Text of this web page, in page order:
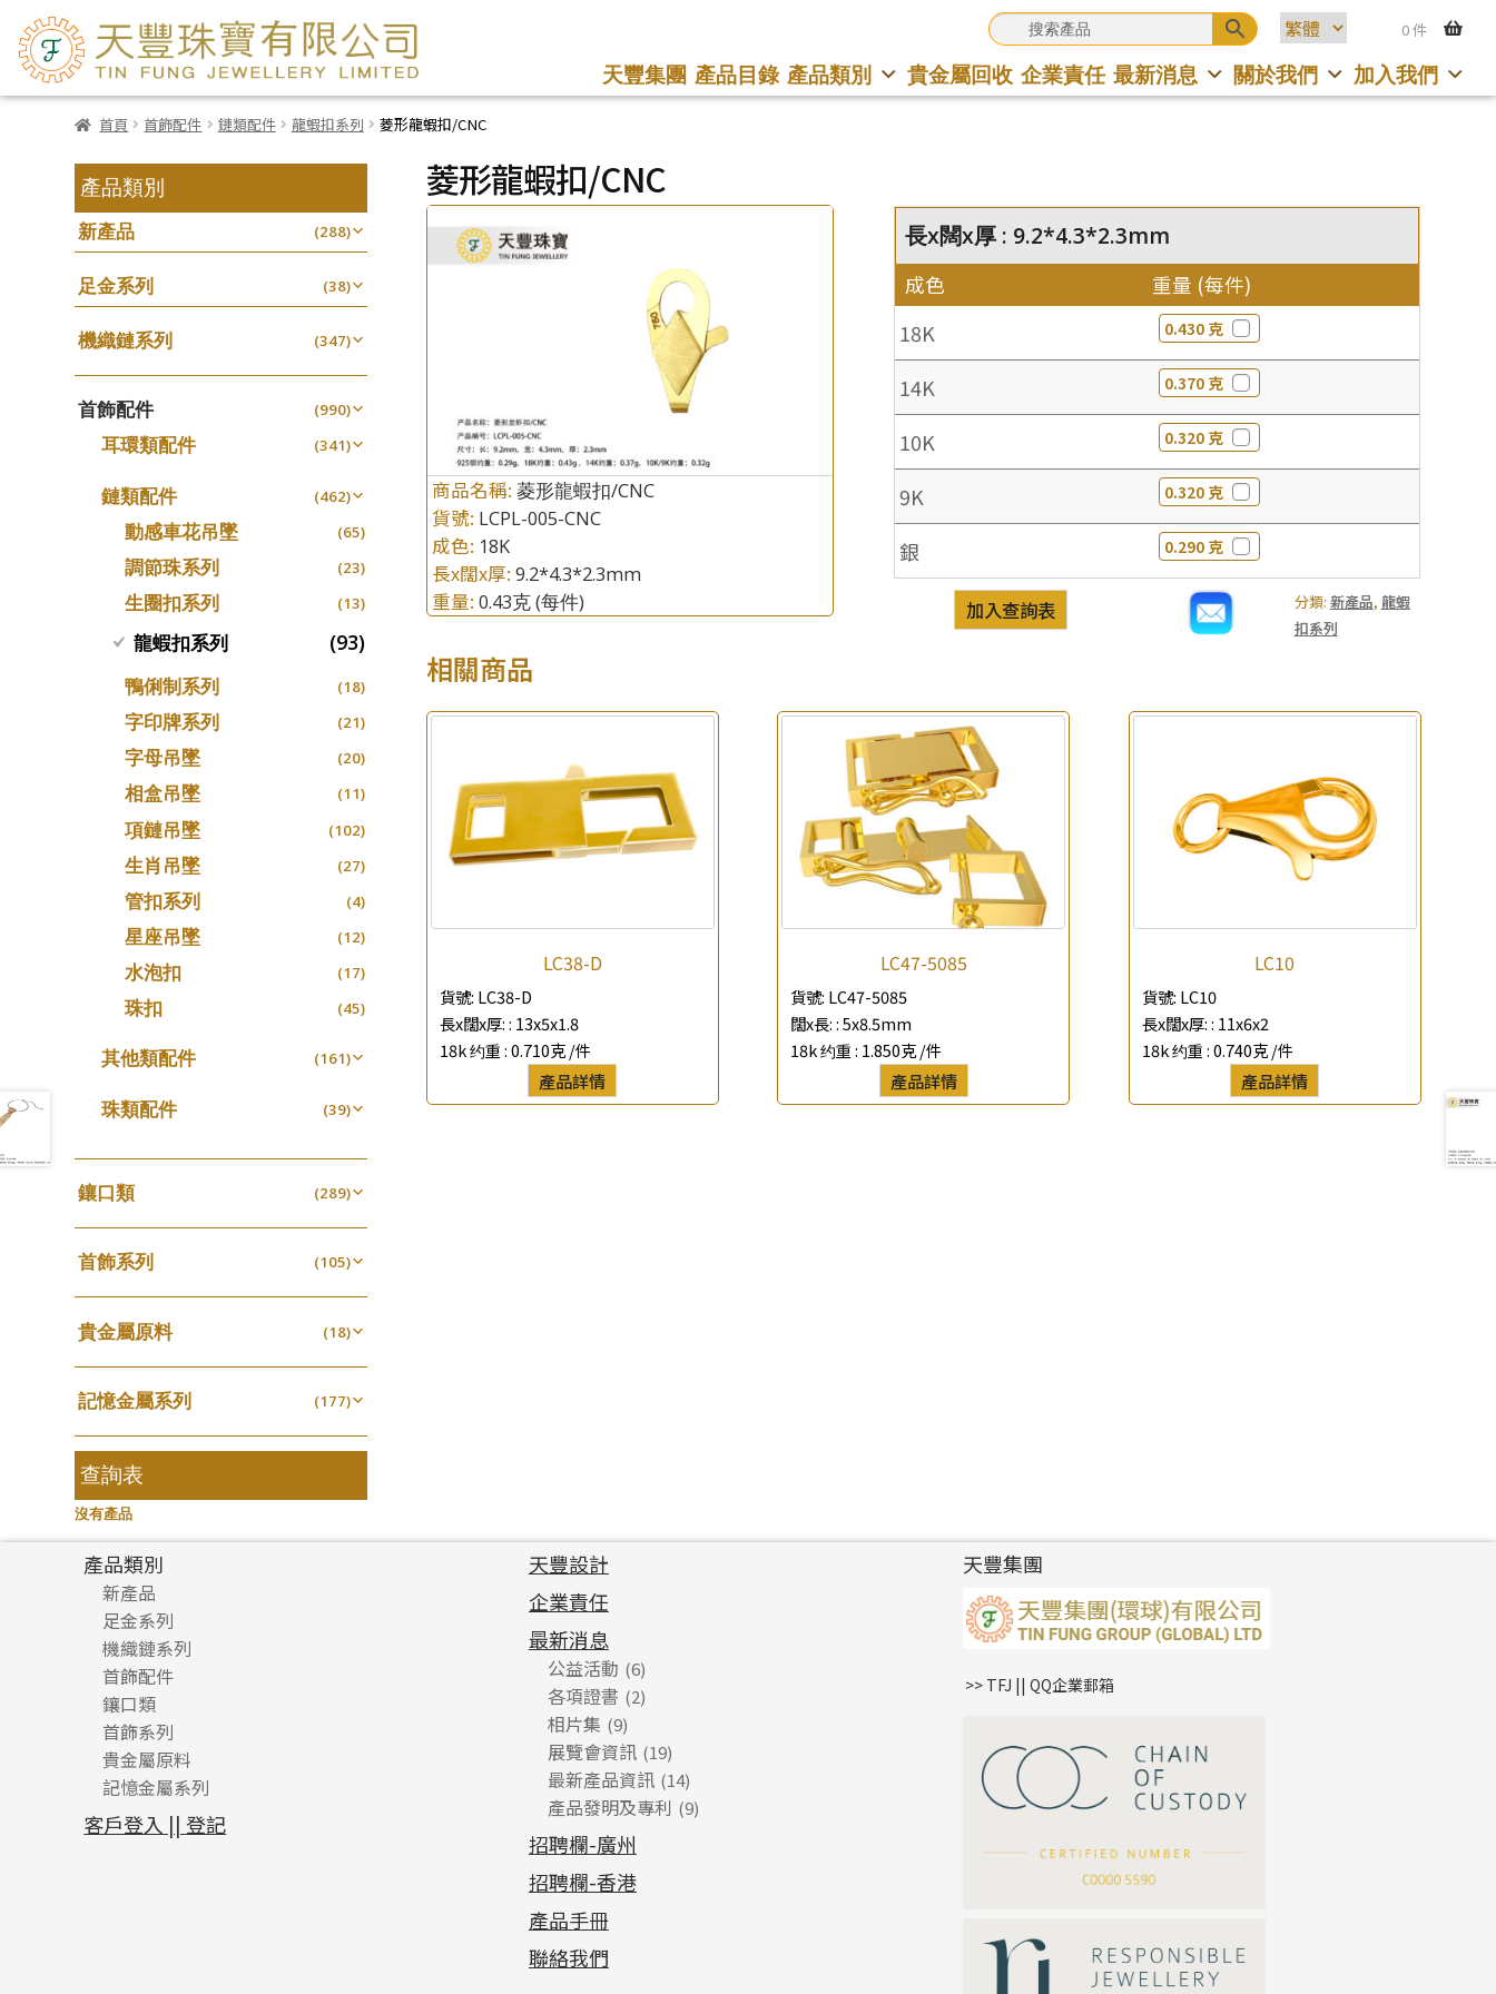
0 件
天豐集團 產品目錄 產品類別 貴金屬回收 企業責任 最新消息 關於我們 加入我們
首頁 首飾配件 鏈類配件 龍蝦扣系列 菱形龍蝦扣/CNC
菱形龍蝦扣/CNC
產品查詢 ×
*你的名字
公司名稱
商品名稱: 菱形龍蝦扣/CNC
貨號: LCPL-005-CNC
成色: 18K
長x闊x厚: 9.2*4.3*2.3mm
重量: 0.43克(每件)
長x闊x厚 : 9.2*4.3*2.3mm
成色 重量 (每件)
18K 0.430 克
14K 0.370 克
10K 0.320 克
9K 0.320 克
銀 0.290 克
分類: 新產品, 龍蝦
扣系列
加入查詢表
相關商品
LC38-D
貨號: LC38-D
長x闊x厚: : 13x5x1.8
18k 约重 :0.710克 /件
產品詳情
LC47-5085
貨號: LC47-5085
闊x長: : 5x8.5mm
18k 约重 : 1.850克 /件
產品詳情
LC10
貨號: LC10
長x闊x厚: : 11x6x2
18k 约重 :0.740克 /件
產品詳情
產品類別
新產品 (288)
足金系列 (38)
機織鏈系列 (347)
珠仔鏈 (25)
镶口链 (61)
管狀網鏈 (11)
十字鏈系列
十字車花鏈系列
十字閃O鏈系列
十字錘打鏈系列
側身鏈系列
肖邦鏈系列 (14)
雙十字鏈系列 (4)
水波鏈系列 (4)
蛇骨鏈系列 (6)
鏈尾系列 (6)
盒子鏈系列 (6)
嘴唇鏈系列 (3)
竹節鏈系列 (5)
S車花鏈系列 (1)
珍珠鏈系列 (3)
坦克鏈系列 (9)
刀片鏈系列
方假繩鏈系列 (1)
心心鏈系列 (6)
首飾配件 (990)
耳環類配件 (341)
卷迫系列
螺絲迫系列
梅花迫系列
平臺迫系列
美拍系列 (16)
耳針系列 (6)
耳環扣系列 (29)
耳綫/耳鈎系列 (25)
耳環爪頭 (29)
耳環 (71)
鏈類配件 (462)
動感車花吊墜 (65)
調節珠系列 (23)
生圈扣系列 (13)
龍蝦扣系列 (93)
鴨俐制系列 (18)
字印牌系列 (21)
字母吊墜 (20)
相盒吊墜 (11)
項鏈吊墜 (102)
生肖吊墜 (27)
管扣系列 (4)
星座吊墜 (12)
水泡扣 (17)
珠扣 (45)
其他類配件 (161)
珠盤系列
焊片及鐳射綫 (2)
空心車花管 (19)
其他
珠類配件 (39)
空心光身珠
空心批花珠
鑲口類 (289)
四爪頭系列 (20)
六爪頭系列 (41)
車花片 (35)
動感車花片 (20)
鑲口戒指 (16)
鑲口手鏈系列 (146)
首飾系列 (105)
手镯系列 (8)
戒指系列 (8)
空心耳環 (27)
空心车花管首饰链 (15)
空心手鐲系列 (8)
牛仔鏈
貴金屬原料 (18)
千足金 (18)
記憶金屬系列 (177)
記憶戒指 (30)
拉簧珠珠手鏈
記憶鈦手鐲
查詢表
沒有產品
*你的名字
公司名稱
產品類別
新產品
足金系列
足金配件
機織鏈系列
珠仔鏈
镶口链
管狀網鏈
十字車花鏈系列
十字閃O鏈系列
十字錘打鏈系列
側身車花鏈系列
首飾配件
耳環類配件
卷迫系列
螺絲迫系列
梅花迫系列
平臺迫系列
綫拍系列
鏈類配件
動感車花吊墜
調節珠系列
生圈扣系列
龍蝦扣系列
其他類配件
珠盤系列
袖口鈕系列
焊片及鐳射綫
珠類配件
無孔光身珠
空心光身珠
鑲口類
四爪頭系列
六爪頭系列
車花片
動感車花片
鑲口戒指
首飾系列
手镯系列
戒指系列
空心耳環
空心车花管首饰链
貴金屬原料
千足金
記憶金屬系列
記憶戒指
拉簧珠珠手鏈
客戶登入 || 登記
天豐設計
企業責任
最新消息
公益活動 (6)
各項證書 (2)
相片集 (9)
展覽會資訊 (19)
最新產品資訊 (14)
產品發明及專利 (9)
招聘欄-廣州
招聘欄-香港
產品手冊
聯絡我們
天豐集團
>> TFJ || QQ企業郵箱